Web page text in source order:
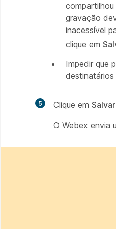
gravação
inacessível
clique em
Impedir que
5 Clique em Salvar
O Webex envia